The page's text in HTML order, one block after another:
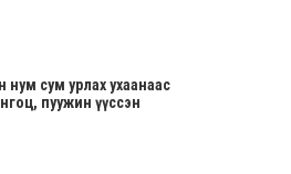
сум урлах ухаанаас
пуужин үүссэн